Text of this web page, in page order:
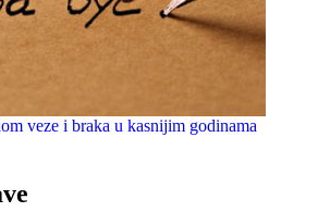
veze i braka u kasnijim godinama